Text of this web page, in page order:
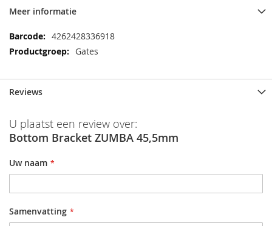
Meer informatie
Meer
informatie
4262428336918
Gates
Reviews
U plaatst een review over:
Bottom Bracket ZUMBA 45,5mm
Uw naam
Samenvatting